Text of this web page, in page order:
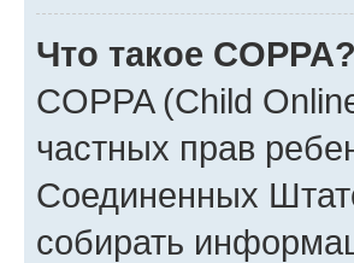
Что такое COPPA?
COPPA (Child
частных прав
Соединенных
собирать